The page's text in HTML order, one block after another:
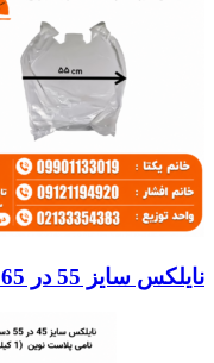
نایلکس سایز 55 در 65 دسته دار (1 کیلویی)